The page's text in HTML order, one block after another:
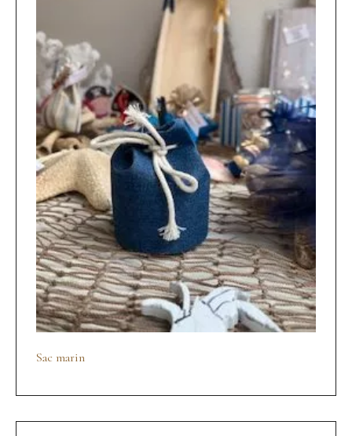
Sac marin